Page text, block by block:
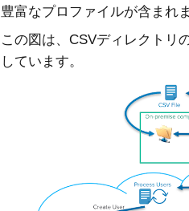
豊富なプロファイルが含まれま
この図は、CSVディレクトリ
しています。